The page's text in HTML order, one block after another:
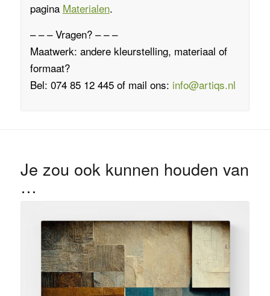
pagina Materialen.
– – – Vragen? – – –
Maatwerk: andere kleurstelling, materiaal of
formaat?
Bel: 074 85 12 445 of mail ons: info@artiqs.nl
Je zou ook kunnen houden van
…